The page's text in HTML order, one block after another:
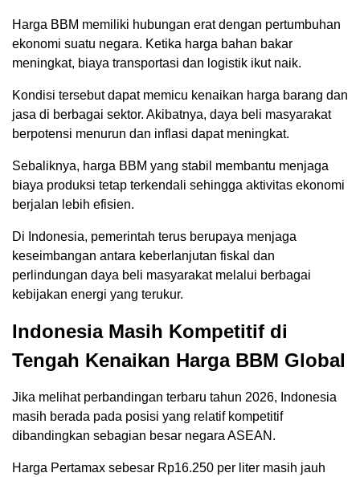
Harga BBM memiliki hubungan erat dengan pertumbuhan
ekonomi suatu negara. Ketika harga bahan bakar
meningkat, biaya transportasi dan logistik ikut naik.
Kondisi tersebut dapat memicu kenaikan harga barang dan
jasa di berbagai sektor. Akibatnya, daya beli masyarakat
berpotensi menurun dan inflasi dapat meningkat.
Sebaliknya, harga BBM yang stabil membantu menjaga
biaya produksi tetap terkendali sehingga aktivitas ekonomi
berjalan lebih efisien.
Di Indonesia, pemerintah terus berupaya menjaga
keseimbangan antara keberlanjutan fiskal dan
perlindungan daya beli masyarakat melalui berbagai
kebijakan energi yang terukur.
Indonesia Masih Kompetitif di
Tengah Kenaikan Harga BBM Global
Jika melihat perbandingan terbaru tahun 2026, Indonesia
masih berada pada posisi yang relatif kompetitif
dibandingkan sebagian besar negara ASEAN.
Harga Pertamax sebesar Rp16.250 per liter masih jauh